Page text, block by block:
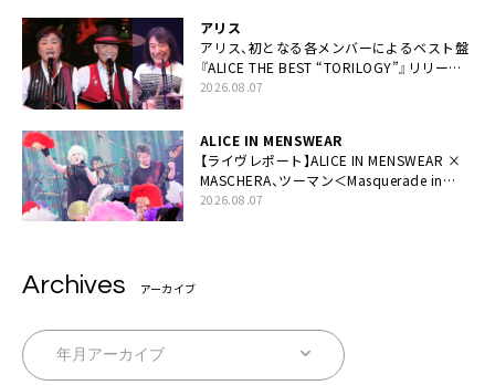
アリス
アリス、初となる各メンバーによるベスト盤
『ALICE THE BEST “TORILOGY”』リリース
決定
2026.08.07
ALICE IN MENSWEAR
【ライヴレポート】ALICE IN MENSWEAR ×
MASCHERA、ツーマン＜Masquerade in
Wonderland＞に一夜限り豪華共演と14年
2026.08.07
Archives アーカイブ